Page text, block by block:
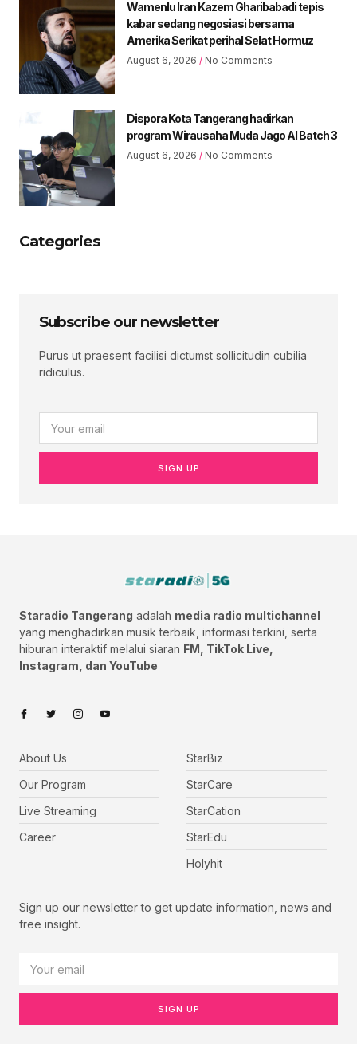
Wamenlu Iran Kazem Gharibabadi tepis
kabar sedang negosiasi bersama
Amerika Serikat perihal Selat Hormuz
August 6, 2026 No Comments
Dispora Kota Tangerang hadirkan
program Wirausaha Muda Jago AI Batch 3
August 6, 2026 No Comments
Categories
Subscribe our newsletter
Purus ut praesent facilisi dictumst sollicitudin cubilia
ridiculus.
SIGN UP
Staradio Tangerang adalah media radio multichannel
yang menghadirkan musik terbaik, informasi terkini, serta
hiburan interaktif melalui siaran FM, TikTok Live,
Instagram, dan YouTube
About Us
Our Program
Live Streaming
Career
StarBiz
StarCare
StarCation
StarEdu
Holyhit
Sign up our newsletter to get update information, news and
free insight.
SIGN UP